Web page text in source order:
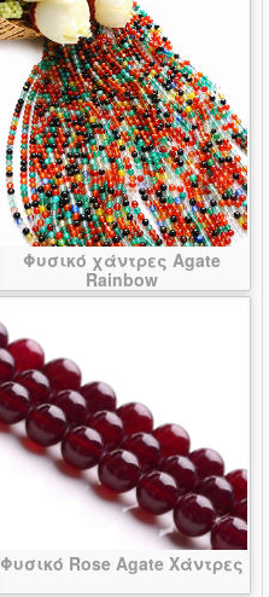
Φυσικό χάντρες Agate
Rainbow
Φυσικό Rose Agate Χάντρες